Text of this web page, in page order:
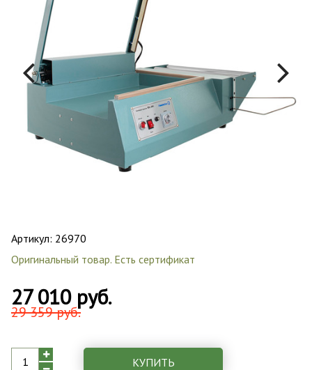
Артикул: 26970
Оригинальный товар. Есть сертификат
27 010 руб.
29 359 руб.
КУПИТЬ